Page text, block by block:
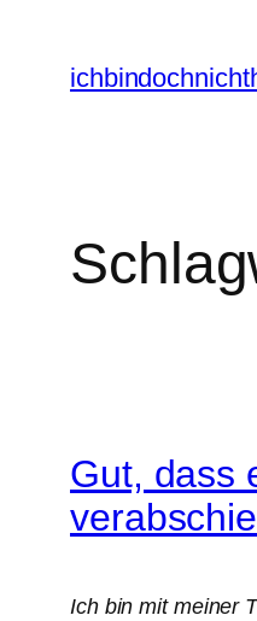
Inhalt
springen
Gut, dass
Ich bin mit meiner